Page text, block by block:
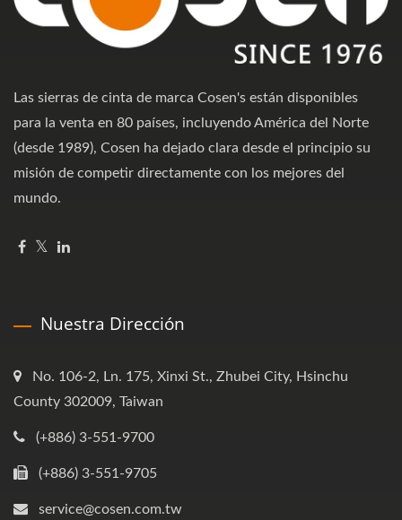
Las sierras de cinta de marca Cosen's están disponibles
para la venta en 80 países, incluyendo América del Norte
(desde 1989), Cosen ha dejado clara desde el principio su
misión de competir directamente con los mejores del
mundo.
Nuestra Dirección
No. 106-2, Ln. 175, Xinxi St., Zhubei City, Hsinchu
County 302009, Taiwan
(+886) 3-551-9700
(+886) 3-551-9705
service@cosen.com.tw